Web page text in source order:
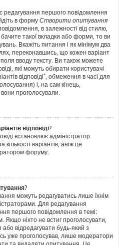
редагування першого повідомлення
в форму Створити опитування
в залежності від стилю,
такої вкладки або форми, то ви
Вкажіть питання і як мінімум два
переконавшись, що кожен варіант
поля вводу тексту. Ви також можете
які можуть обирати користувачі
відповіді", обмеження в часі для
і, на сам кінець,
вони проголосували.
відповіді?
встановлює адміністратор
варіантів, аніж це
форуму.
можуть редагуватись лише їхнім
Для редагування
першого повідомлення в темі;
ніхто не встиг проголосувати,
відредагувати будь-який з
уже проголосував, лише модератори